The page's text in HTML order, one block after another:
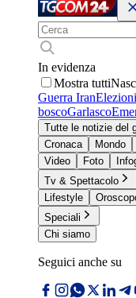
In evidenza
Mostra tutti
Guerra IranElezioni
boscoGarlasco
Tutte le notizie del
Cronaca
Mondo
Video
Foto
Tv & Spettacolo
Lifestyle
Speciali
Chi siamo
Seguici anche su